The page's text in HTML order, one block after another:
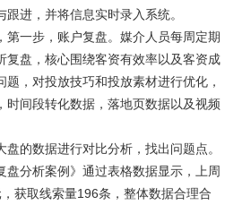
进，并将信息实时录入系统。
第一步，账户复盘。媒介人员每周定期
复盘，核心围绕客资有效率以及客资成
，对投放技巧和投放素材进行优化，
时间段转化数据，落地页数据以及视频
的数据进行对比分析，找出问题点。
盘分析案例》通过表格数据显示，上周
获取线索量196条，整体数据合理合